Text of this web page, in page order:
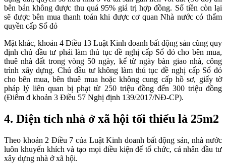
bên bán không được thu quá 95% giá trị hợp đồng. Số tiền còn lại
sẽ được bên mua thanh toán khi được cơ quan Nhà nước có thẩm
quyền cấp Sổ đỏ
Mặt khác, khoản 4 Điều 13 Luật Kinh doanh bất động sản cũng quy
định chủ đầu tư phải làm thủ tục đề nghị cấp Sổ đỏ cho bên mua,
thuê nhà đất trong vòng 50 ngày, kể từ ngày bàn giao nhà, công
trình xây dựng. Chủ đầu tư không làm thủ tục đề nghị cấp Sổ đỏ
cho bên mua, bên thuê mua hoặc không cung cấp hồ sơ, giấy tờ
pháp lý liên quan bị phạt từ 250 triệu đồng đến 300 triệu đồng
(Điểm đ khoản 3 Điều 57 Nghị định 139/2017/NĐ-CP).
4. Diện tích nhà ở xã hội tối thiểu là 25m2
Theo khoản 2 Điều 7 của Luật Kinh doanh bất động sản, nhà nước
luôn khuyến khích và tạo mọi điều kiện để tổ chức, cá nhân đầu tư
xây dựng nhà ở xã hội.